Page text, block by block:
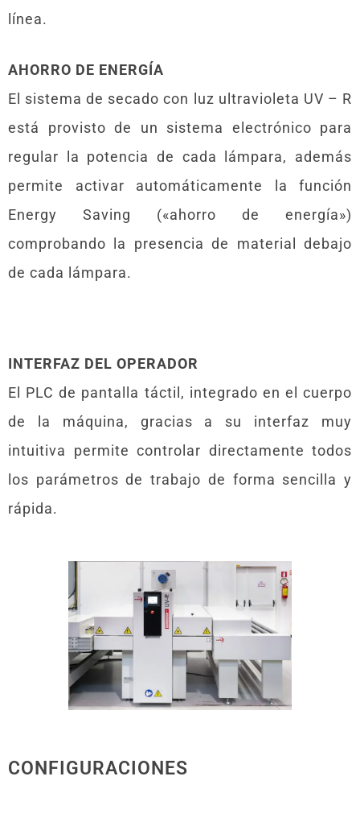
línea.
AHORRO DE ENERGÍA
El sistema de secado con luz ultravioleta UV – R
está provisto de un sistema electrónico para
regular la potencia de cada lámpara, además
permite activar automáticamente la función
Energy Saving («ahorro de energía»)
comprobando la presencia de material debajo
de cada lámpara.
INTERFAZ DEL OPERADOR
El PLC de pantalla táctil, integrado en el cuerpo
de la máquina, gracias a su interfaz muy
intuitiva permite controlar directamente todos
los parámetros de trabajo de forma sencilla y
rápida.
CONFIGURACIONES